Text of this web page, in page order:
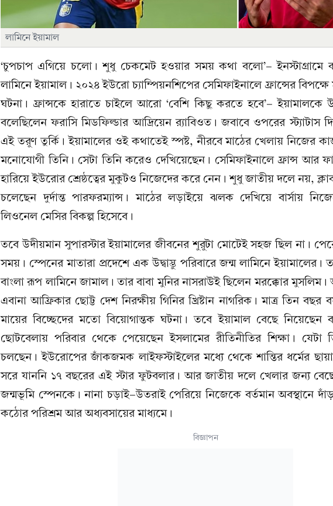
লামিনে ইয়ামাল
‘চুপচাপ এগিয়ে চলো। শুধু চেকমেট হওয়ার সময় কথা বলো’- ইনস্টাগ্রামে
লামিনে ইয়ামাল। ২০২৪ ইউরো চ্যাম্পিয়নশিপের সেমিফাইনালে ফ্রান্সের
ঘটনা। ফ্রান্সকে হারাতে চাইলে আরো ‘বেশি কিছু করতে হবে’- ইয়ামালকে
বলেছিলেন ফরাসি মিডফিল্ডার আদ্রিয়েন র‌্যাবিওত। জবাবে ওপরের স্ট্যাটাস
এই তরুণ তুর্কি। ইয়ামালের ওই কথাতেই স্পষ্ট, নীরবে মাঠের খেলায় নিজের
মনোযোগী তিনি। সেটা তিনি করেও দেখিয়েছেন। সেমিফাইনালে ফ্রান্স আর
হারিয়ে ইউরোর শ্রেষ্ঠত্বের মুকুটও নিজেদের করে নেন। শুধু জাতীয় দলে নয়,
চলেছেন দুর্দান্ত পারফরম্যান্স। মাঠের লড়াইয়ে ঝলক দেখিয়ে বার্সায়
লিওনেল মেসির বিকল্প হিসেবে।
তবে উদীয়মান সুপারস্টার ইয়ামালের জীবনের শুরুটা মোটেই সহজ ছিল না।
সময়। স্পেনের মাতারা প্রদেশে এক উদ্বাস্তু পরিবারে জন্ম লামিনে ইয়ামালের।
বাংলা রূপ লামিনে জামাল। তার বাবা মুনির নাসরাউই ছিলেন মরক্কোর
এবানা আফ্রিকার ছোট্ট দেশ নিরক্ষীয় গিনির খ্রিষ্টান নাগরিক। মাত্র তিন বছর
মায়ের বিচ্ছেদের মতো বিয়োগান্তক ঘটনা। তবে ইয়ামাল বেছে নিয়েছেন
ছোটবেলায় পরিবার থেকে পেয়েছেন ইসলামের রীতিনীতির শিক্ষা।
চলছেন। ইউরোপের জাঁকজমক লাইফস্টাইলের মধ্যে থেকে শান্তির ধর্মের
সরে যাননি ১৭ বছরের এই স্টার ফুটবলার। আর জাতীয় দলে খেলার জন্য
জন্মভূমি স্পেনকে। নানা চড়াই-উতরাই পেরিয়ে নিজেকে বর্তমান অবস্থানে
কঠোর পরিশ্রম আর অধ্যবসায়ের মাধ্যমে।
বিজ্ঞাপন